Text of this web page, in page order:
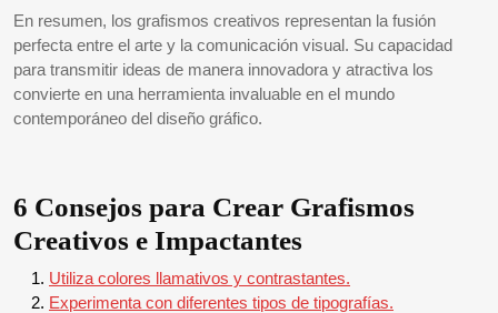
En resumen, los grafismos creativos representan la fusión
perfecta entre el arte y la comunicación visual. Su capacidad
para transmitir ideas de manera innovadora y atractiva los
convierte en una herramienta invaluable en el mundo
contemporáneo del diseño gráfico.
6 Consejos para Crear Grafismos
Creativos e Impactantes
Utiliza colores llamativos y contrastantes.
Experimenta con diferentes tipos de tipografías.